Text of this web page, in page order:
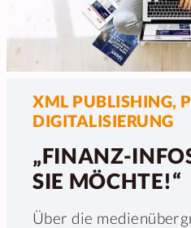
XML PUBLISHING,
DIGITALISIERUNG
„FINANZ-
SIE MÖCHTE!“
Über die